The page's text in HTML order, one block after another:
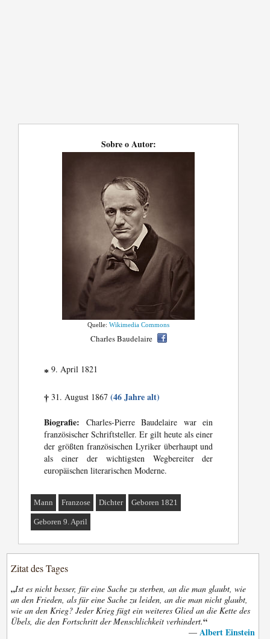
Sobre o Autor:
Quelle:Wikimedia Commons
Charles Baudelaire
* 9. April 1821
† 31. August 1867(46 Jahre alt)
Biografie: Charles-Pierre Baudelaire war ein
französischer Schriftsteller. Er gilt heute als einer
der größten französischen Lyriker überhaupt und
als einer der wichtigsten Wegbereiter der
europäischen literarischen Moderne.
Mann Franzose Dichter Geboren 1821
Geboren 9. April
Zitat des Tages
„Ist es nicht besser, für eine Sache zu sterben, an die man glaubt, wie
an den Frieden, als für eine Sache zu leiden, an die man nicht glaubt,
wie an den Krieg? Jeder Krieg fügt ein weiteres Glied an die Kette des
Übels, die den Fortschritt der Menschlichkeit verhindert.“
— Albert Einstein